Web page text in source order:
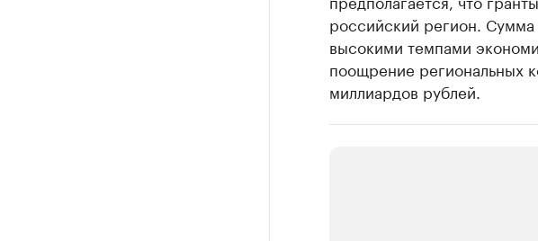
российский регион.
высокими темпами
поощрение региональных
миллиардов рублей.